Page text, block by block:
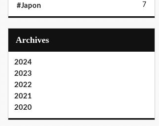
#Japon 7
Archives
2024
2023
2022
2021
2020